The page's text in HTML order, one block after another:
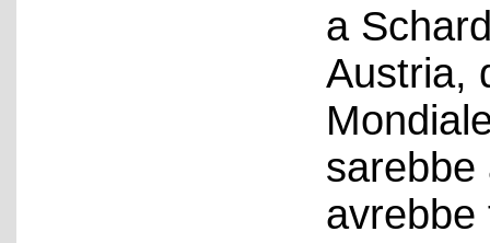
a
Austria,
sarebbe
avrebbe